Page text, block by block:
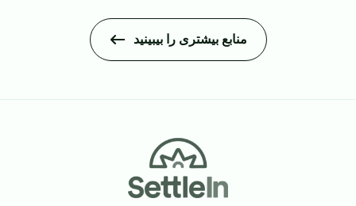
منابع بیشتری را بیبینید